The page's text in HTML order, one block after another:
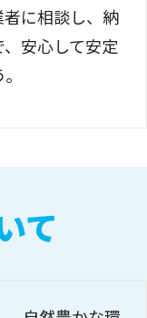
に相談し、納
安心して安定
て